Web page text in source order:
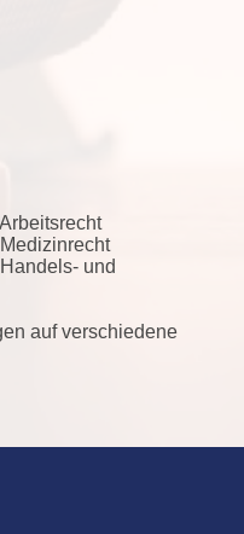
und
auf verschiedene